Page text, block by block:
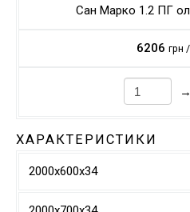
Сан Марко 1.2 ПГ
6206 грн
→
ХАРАКТЕРИСТИКИ
2000х600х34